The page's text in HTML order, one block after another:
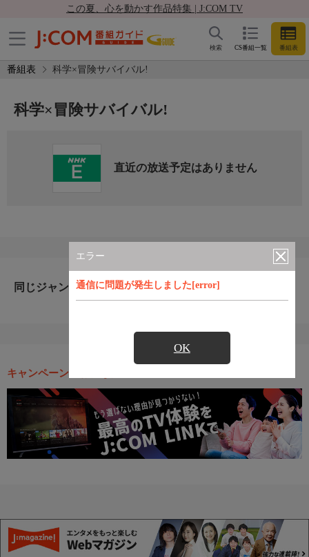
この夏、心を動かす作品特集 | J:COM TV
CS番組一覧 番組表
検索
番組表 科学×冒険サバイバル!
エラー
通信に問題が発生しました[error]
OK
科学×冒険サバイバル!
直近の放送予定はありません
同じジャンルのおすすめ番組
キャンペーン・お得な情報